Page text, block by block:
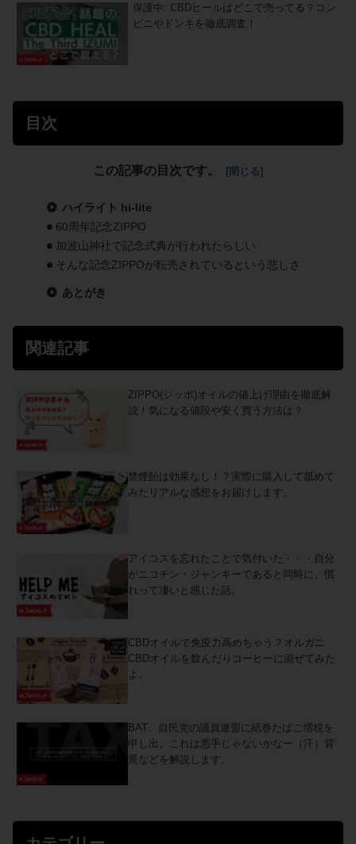
保護中: CBDヒールはどこで売ってる？コン
ビニやドンキを徹底調査！
目次
この記事の目次です。
ハイライト hi-lite
60周年記念ZIPPO
加波山神社で記念式典が行われたらしい
そんな記念ZIPPOが転売されているという悲しさ
あとがき
関連記事
ZIPPO(ジッポ)オイルの値上げ理由を徹底解
説！気になる値段や安く買う方法は？
禁煙飴は効果なし！？実際に購入して舐めて
みたリアルな感想をお届けします。
アイコスを忘れたことで気付いた・・・自分
がニコチン・ジャンキーであると同時に、慣
れって凄いと感じた話。
CBDオイルで免疫力高めちゃう？オルガニ
CBDオイルを飲んだりコーヒーに混ぜてみた
よ。
BAT、自民党の議員連盟に紙巻たばこ増税を
申し出。これは悪手じゃないかなー（汗）背
景などを解説します。